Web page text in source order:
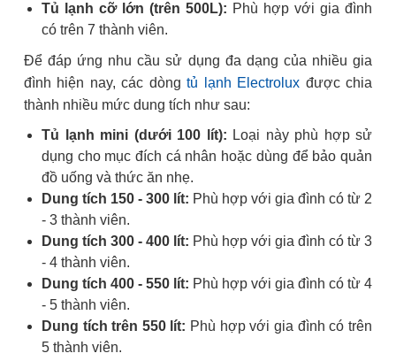
Tủ lạnh cỡ lớn (trên 500L): Phù hợp với gia đình
có trên 7 thành viên.
Để đáp ứng nhu cầu sử dụng đa dạng của nhiều gia
đình hiện nay, các dòng tủ lạnh Electrolux được chia
thành nhiều mức dung tích như sau:
Tủ lạnh mini (dưới 100 lít): Loại này phù hợp sử
dụng cho mục đích cá nhân hoặc dùng để bảo quản
đồ uống và thức ăn nhẹ.
Dung tích 150 - 300 lít: Phù hợp với gia đình có từ 2
- 3 thành viên.
Dung tích 300 - 400 lít: Phù hợp với gia đình có từ 3
- 4 thành viên.
Dung tích 400 - 550 lít: Phù hợp với gia đình có từ 4
- 5 thành viên.
Dung tích trên 550 lít: Phù hợp với gia đình có trên
5 thành viên.